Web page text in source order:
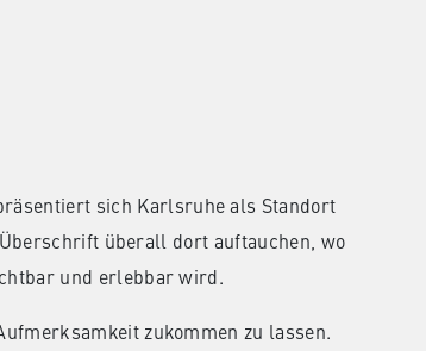
sich Karlsruhe als Standort
überall dort auftauchen, wo
und erlebbar wird.
zukommen zu lassen.